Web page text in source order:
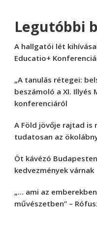
Legutóbbi
A hallgatói lét
Educatio+
„A tanulás rétegei:
beszámoló a XI. Illyés
konferenciáról
A Föld jövője rajtad is
tudatosan az
Öt kávézó
kedvezmények várnak
„… ami az
művészetben” –